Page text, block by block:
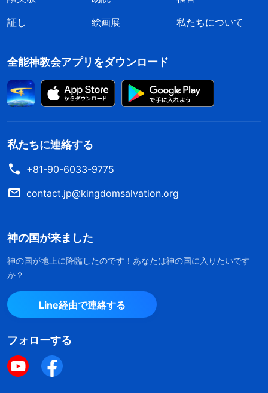
証し
絵画展 私たちについて
全能神教会アプリをダウンロード
私たちに連絡する
+81-90-6033-9775
contact.jp@kingdomsalvation.org
神の国が来ました
神の国が地上に降臨したのです！あなたは神の国に入りたいです
か？
Line経由で連絡する
フォローする